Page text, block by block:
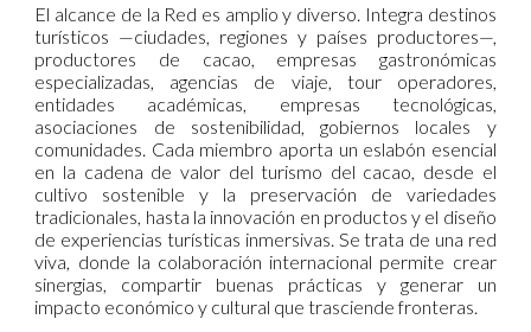
El alcance de la Red es amplio y diverso. Integra destinos
turísticos —ciudades, regiones y países productores—,
productores de cacao, empresas gastronómicas
especializadas, agencias de viaje, tour operadores,
entidades académicas, empresas tecnológicas,
asociaciones de sostenibilidad, gobiernos locales y
comunidades. Cada miembro aporta un eslabón esencial
en la cadena de valor del turismo del cacao, desde el
cultivo sostenible y la preservación de variedades
tradicionales, hasta la innovación en productos y el diseño
de experiencias turísticas inmersivas. Se trata de una red
viva, donde la colaboración internacional permite crear
sinergias, compartir buenas prácticas y generar un
impacto económico y cultural que trasciende fronteras.